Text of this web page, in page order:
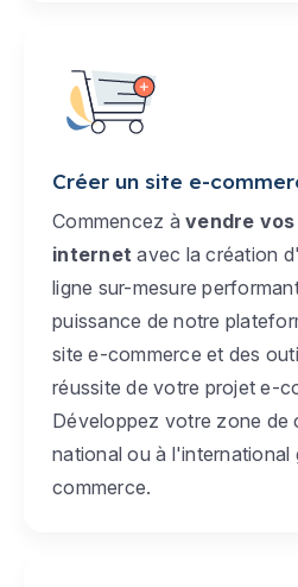
Créer un site e-
Commencez à vendre
internet avec la création
ligne sur-mesure
puissance de notre
site e-commerce et des
réussite de votre projet e-
Développez votre zone de
national ou à
commerce.